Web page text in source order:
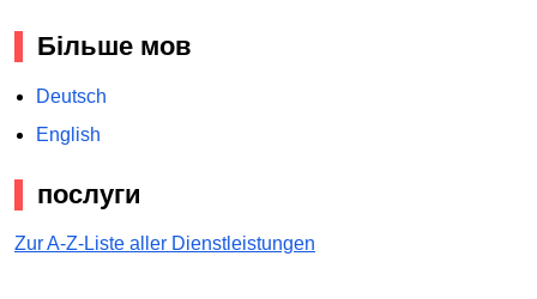
Більше мов
Deutsch
English
послуги
Zur A-Z-Liste aller Dienstleistungen